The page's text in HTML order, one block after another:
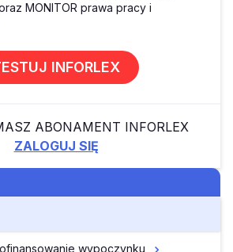
MONITOR prawa pracy i
INFORLEX
ABONAMENT INFORLEX
ZALOGUJ SIĘ
wypoczynku